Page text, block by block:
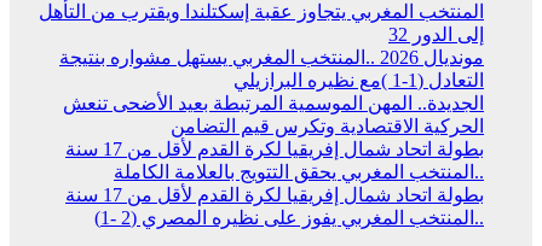
المنتخب المغربي يتجاوز عقبة إسكتلندا ويقترب من التأهل
إلى الدور 32
مونديال 2026 ..المنتخب المغربي يستهل مشواره بنتيجة
التعادل (1-1 )مع نظيره البرازيلي
الجديدة.. المهن الموسمية المرتبطة بعيد الأضحى تنعش
الحركية الاقتصادية وتكرس قيم التضامن
بطولة اتحاد شمال إفريقيا لكرة القدم لأقل من 17 سنة
..المنتخب المغربي يحقق التتويج بالعلامة الكاملة
بطولة اتحاد شمال إفريقيا لكرة القدم لأقل من 17 سنة
..المنتخب المغربي يفوز على نظيره المصري (2 -1)